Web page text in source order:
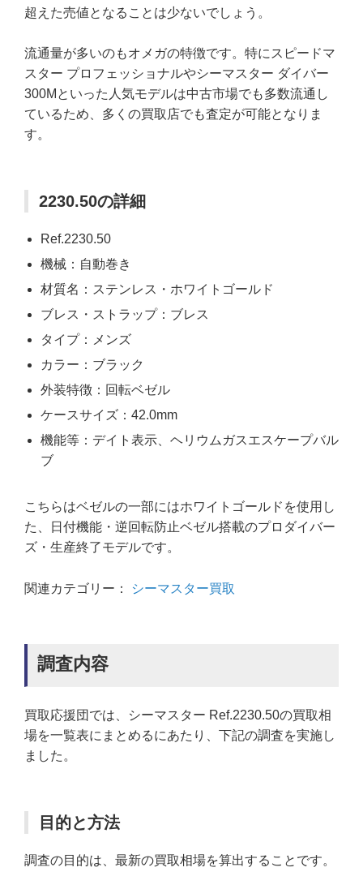
超えた売値となることは少ないでしょう。
流通量が多いのもオメガの特徴です。特にスピードマ
スター プロフェッショナルやシーマスター ダイバー
300Mといった人気モデルは中古市場でも多数流通し
ているため、多くの買取店でも査定が可能となりま
す。
2230.50の詳細
Ref.2230.50
機械：自動巻き
材質名：ステンレス・ホワイトゴールド
ブレス・ストラップ：ブレス
タイプ：メンズ
カラー：ブラック
外装特徴：回転ベゼル
ケースサイズ：42.0mm
機能等：デイト表示、ヘリウムガスエスケープバル
ブ
こちらはベゼルの一部にはホワイトゴールドを使用し
た、日付機能・逆回転防止ベゼル搭載のプロダイバー
ズ・生産終了モデルです。
関連カテゴリー： シーマスター買取
調査内容
買取応援団では、シーマスター Ref.2230.50の買取相
場を一覧表にまとめるにあたり、下記の調査を実施し
ました。
目的と方法
調査の目的は、最新の買取相場を算出することです。